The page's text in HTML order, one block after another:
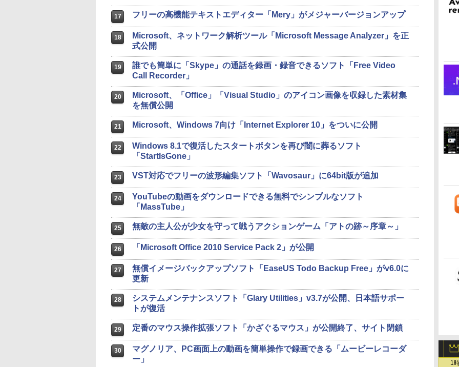
1
17 フリーの高機能テキストエディター「Mery」がメジャーバージョンアップ
18
Microsoft、ネットワーク解析ツール「Microsoft Message Analyzer」を正
式公開
19
誰でも簡単に「Skype」の通話を録画・録音できるソフト「Free Video
Call Recorder」
20
Microsoft、「Office」「Visual Studio」のアイコン画像を収録した素材集
を無償公開
21 Microsoft、Windows 7向け「Internet Explorer 10」をついに公開
22
Windows 8.1で復活したスタートボタンを再び闇に葬るソフト
「StartIsGone」
23 VST対応でフリーの波形編集ソフト「Wavosaur」に64bit版が追加
24
YouTubeの動画をダウンロードできる無料でシンプルなソフト
「MassTube」
25 無敵の主人公が少女を守って戦うアクションゲーム「アトの跡～序章～」
26 「Microsoft Office 2010 Service Pack 2」が公開
27
無償イメージバックアップソフト「EaseUS Todo Backup Free」がv6.0に
更新
28
システムメンテナンスソフト「Glary Utilities」v3.7が公開、日本語サポー
トが復活
29 定番のマウス操作拡張ソフト「かざぐるマウス」が公開終了、サイト閉鎖
30
マグノリア、PC画面上の動画を簡単操作で録画できる「ムービーレコーダ
ー」